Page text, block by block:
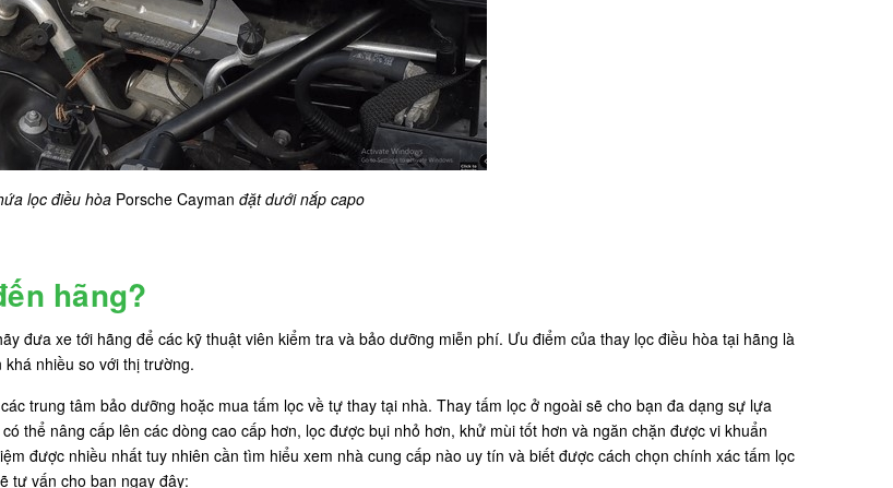
lọc điều hòa Porsche Cayman đặt dưới nắp capo
hãng?
đưa xe tới hãng để các kỹ thuật viên kiểm tra và bảo dưỡng miễn phí. Ưu điểm của thay lọc điều hòa tại hãng là
nhiều so với thị trường.
trung tâm bảo dưỡng hoặc mua tấm lọc về tự thay tại nhà. Thay tấm lọc ở ngoài sẽ cho bạn đa dạng sự lựa
thể nâng cấp lên các dòng cao cấp hơn, lọc được bụi nhỏ hơn, khử mùi tốt hơn và ngăn chặn được vi khuẩn
được nhiều nhất tuy nhiên cần tìm hiểu xem nhà cung cấp nào uy tín và biết được cách chọn chính xác tấm lọc
tư vấn cho bạn ngay đây: